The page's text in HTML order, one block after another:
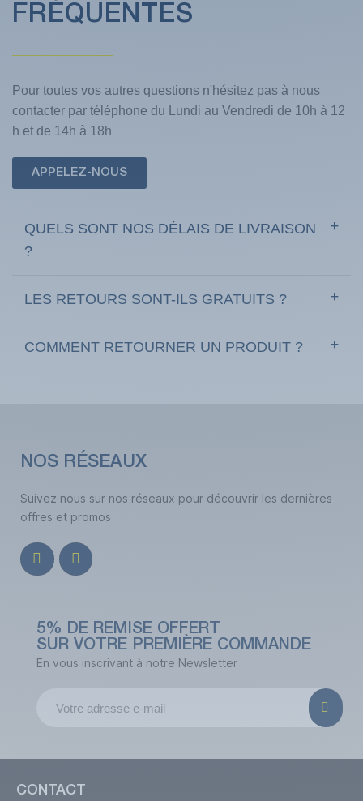
FRÉQUENTES
Pour toutes vos autres questions n'hésitez pas à nous
contacter par téléphone du Lundi au Vendredi de 10h à 12
h et de 14h à 18h
APPELEZ-NOUS
QUELS SONT NOS DÉLAIS DE LIVRAISON
?
LES RETOURS SONT-ILS GRATUITS ?
COMMENT RETOURNER UN PRODUIT ?
NOS RÉSEAUX
Suivez nous sur nos réseaux pour découvrir les dernières
offres et promos
5% DE REMISE OFFERT
SUR VOTRE PREMIÈRE COMMANDE
En vous inscrivant à notre Newsletter
CONTACT